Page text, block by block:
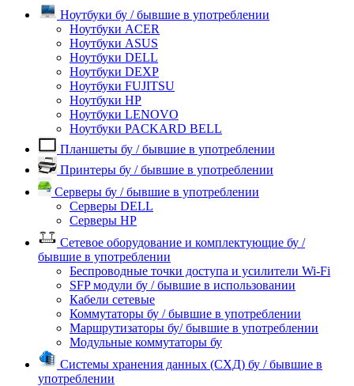
Ноутбуки бу / бывшие в употреблении
Ноутбуки ACER
Ноутбуки ASUS
Ноутбуки DELL
Ноутбуки DEXP
Ноутбуки FUJITSU
Ноутбуки HP
Ноутбуки LENOVO
Ноутбуки PACKARD BELL
Планшеты бу / бывшие в употреблении
Принтеры бу / бывшие в употреблении
Серверы бу / бывшие в употреблении
Серверы DELL
Серверы HP
Сетевое оборудование и комплектующие бу /
бывшие в употреблении
Беспроводные точки доступа и усилители Wi-Fi
SFP модули бу / бывшие в использовании
Кабели сетевые
Коммутаторы бу / бывшие в употреблении
Маршрутизаторы бу/ бывшие в употреблении
Модульные коммутаторы бу
Системы хранения данных (СХД) бу / бывшие в
употреблении